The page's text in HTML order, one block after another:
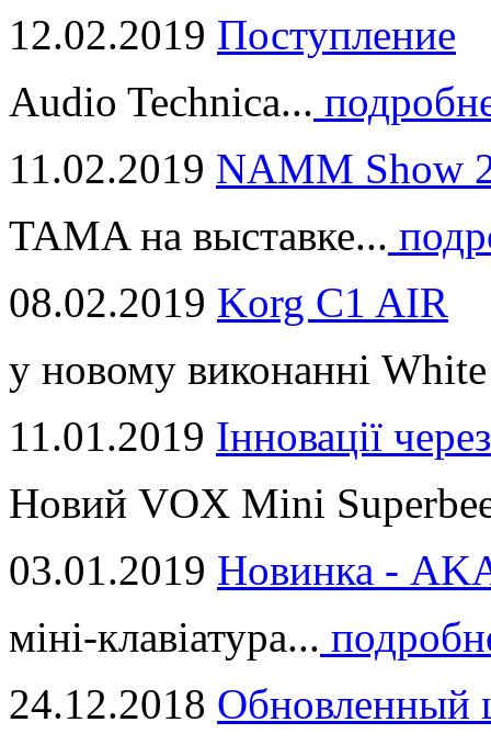
12.02.2019 Поступление
Audio Technica...
11.02.2019 NAMM Show
TAMA на выставке...
08.02.2019 Korg C1 AIR
у новому виконанні
11.01.2019 Інновації
Новий VOX Mini
03.01.2019 Новинка -
міні-клавіатура...
24.12.2018 Обновленный